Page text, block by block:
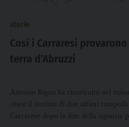
Così i Carraresi
terra d’Abruzzi
Antonio Rigon ha ricostruito nel
chiesa il destino di due ultimi
Carrarese dopo la fine della signoria